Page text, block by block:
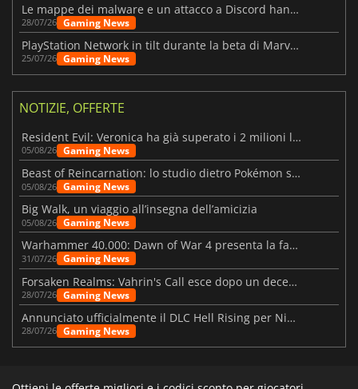
Le mappe dei malware e un attacco a Discord hanno colpito Meccha Chameleon
28/07/26 Gaming News
PlayStation Network in tilt durante la beta di Marvel Tōkon
25/07/26 Gaming News
NOTIZIE, OFFERTE
Resident Evil: Veronica ha già superato i 2 milioni liste dei desideri
05/08/26 Gaming News
Beast of Reincarnation: lo studio dietro Pokémon su una nuova strada
05/08/26 Gaming News
Big Walk, un viaggio all’insegna dell’amicizia
05/08/26 Gaming News
Warhammer 40.000: Dawn of War 4 presenta la fazione dei Necron
31/07/26 Gaming News
Forsaken Realms: Vahrin's Call esce dopo un decennio di sviluppo
28/07/26 Gaming News
Annunciato ufficialmente il DLC Hell Rising per Nioh 3
28/07/26 Gaming News